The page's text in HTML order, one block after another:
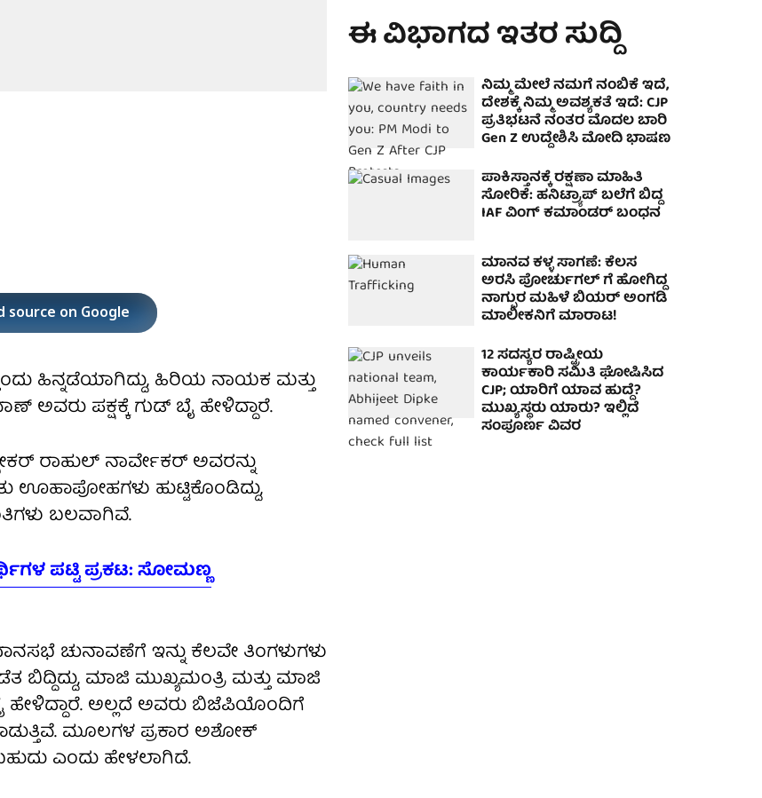
source on Google
ಹಿನ್ನಡೆಯಾಗಿದ್ದು, ಹಿರಿಯ ನಾಯಕ ಮತ್ತು
ಪಕ್ಷಕ್ಕೆ ಗುಡ್ ಬೈ ಹೇಳಿದ್ದಾರೆ.
ರಾಹುಲ್ ನಾರ್ವೇಕರ್ ಅವರನ್ನು
ಊಹಾಪೋಹಗಳು ಹುಟ್ಟಿಕೊಂಡಿದ್ದು,
ಬಲವಾಗಿವೆ.
ಪಟ್ಟಿ ಪ್ರಕಟ: ಸೋಮಣ್ಣ
ಚುನಾವಣೆಗೆ ಇನ್ನು ಕೆಲವೇ ತಿಂಗಳುಗಳು
ಮಾಜಿ ಮುಖ್ಯಮಂತ್ರಿ ಮತ್ತು ಮಾಜಿ
ಅಲ್ಲದೆ ಅವರು ಬಿಜೆಪಿಯೊಂದಿಗೆ
ಮೂಲಗಳ ಪ್ರಕಾರ ಅಶೋಕ್
ಎಂದು ಹೇಳಲಾಗಿದೆ.
ಈ ವಿಭಾಗದ ಇತರ ಸುದ್ದಿ
ನಿಮ್ಮ ಮೇಲೆ ನಮಗೆ ನಂಬಿಕೆ ಇದೆ,
ದೇಶಕ್ಕೆ ನಿಮ್ಮ ಅವಶ್ಯಕತೆ ಇದೆ: CJP
ಪ್ರತಿಭಟನೆ ನಂತರ ಮೊದಲ ಬಾರಿ
Gen Z ಉದ್ದೇಶಿಸಿ ಮೋದಿ ಭಾಷಣ
ಪಾಕಿಸ್ತಾನಕ್ಕೆ ರಕ್ಷಣಾ ಮಾಹಿತಿ
ಸೋರಿಕೆ: ಹನಿಟ್ರ್ಯಾಪ್‌ ಬಲೆಗೆ ಬಿದ್ದ
IAF ವಿಂಗ್‌ ಕಮಾಂಡರ್‌ ಬಂಧನ
ಮಾನವ ಕಳ್ಳ ಸಾಗಣೆ: ಕೆಲಸ
ಅರಸಿ ಪೋರ್ಚುಗಲ್ ಗೆ ಹೋಗಿದ್ದ
ನಾಗ್ಪುರ ಮಹಿಳೆ ಬಿಯರ್ ಅಂಗಡಿ
ಮಾಲೀಕನಿಗೆ ಮಾರಾಟ!
12 ಸದಸ್ಯರ ರಾಷ್ಟ್ರೀಯ
ಕಾರ್ಯಕಾರಿ ಸಮಿತಿ ಘೋಷಿಸಿದ
CJP; ಯಾರಿಗೆ ಯಾವ ಹುದ್ದೆ?
ಮುಖ್ಯಸ್ಥರು ಯಾರು? ಇಲ್ಲಿದೆ
ಸಂಪೂರ್ಣ ವಿವರ